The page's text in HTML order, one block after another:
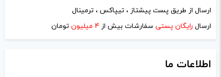
ارسال از طریق پست پیشتاز ، تیپاکس ، ترمینال
ارسال رایگان پستی سفارشات بیش از 4 میلیون تومان
اطلاعات ما